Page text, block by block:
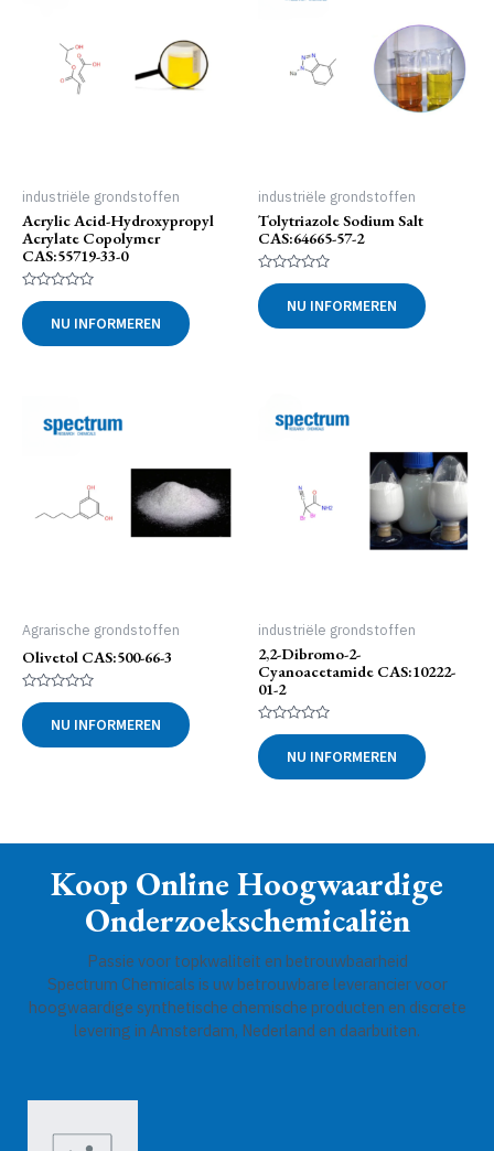
industriële grondstoffen
Acrylic Acid-Hydroxypropyl
Acrylate Copolymer
CAS:55719-33-0
Gewaardeerd
0
uit
5
NU INFORMEREN
industriële grondstoffen
Tolytriazole Sodium Salt
CAS:64665-57-2
Gewaardeerd
0
uit
5
NU INFORMEREN
Agrarische grondstoffen
Olivetol CAS:500-66-3
Gewaardeerd
0
uit
5
NU INFORMEREN
industriële grondstoffen
2,2-Dibromo-2-
Cyanoacetamide CAS:10222-
01-2
Gewaardeerd
0
uit
5
NU INFORMEREN
Koop Online Hoogwaardige
Onderzoekschemicaliën
Passie voor topkwaliteit en betrouwbaarheid
Spectrum Chemicals is uw betrouwbare leverancier voor
hoogwaardige synthetische chemische producten en discrete
levering in Amsterdam, Nederland en daarbuiten.